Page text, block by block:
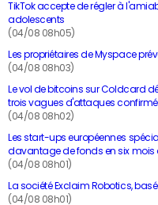
TikTok accepte de régler à
adolescents
(04/08 08h05)
Les propriétaires de Myspace
(04/08 08h03)
Le vol de bitcoins sur Coldcard
trois vagues d'attaques
(04/08 08h02)
Les start-ups européennes
davantage de fonds en six mois
(04/08 08h01)
La société Exclaim Robotics,
(04/08 08h01)